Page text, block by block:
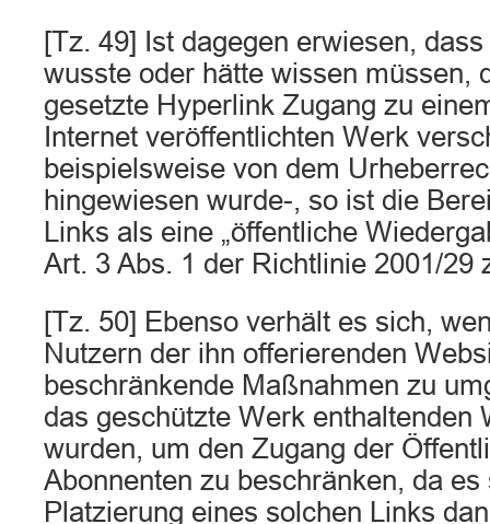
[Tz. 49] Ist dagegen erwiesen,
wusste oder hätte wissen müssen,
gesetzte Hyperlink Zugang zu
Internet veröffentlichten Werk
beispielsweise von dem
hingewiesen wurde-, so ist die
Links als eine „öffentliche
Art. 3 Abs. 1 der Richtlinie 2001/29
[Tz. 50] Ebenso verhält es sich,
Nutzern der ihn offerierenden
beschränkende Maßnahmen zu
das geschützte Werk enthaltenden
wurden, um den Zugang der
Abonnenten zu beschränken, da es
Platzierung eines solchen Links